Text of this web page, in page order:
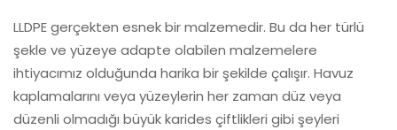
LLDPE gerçekten esnek bir malzemedir. Bu da her türlü
şekle ve yüzeye adapte olabilen malzemelere
ihtiyacımız olduğunda harika bir şekilde çalışır. Havuz
kaplamalarını veya yüzeylerin her zaman düz veya
düzenli olmadığı büyük karides çiftlikleri gibi şeyleri